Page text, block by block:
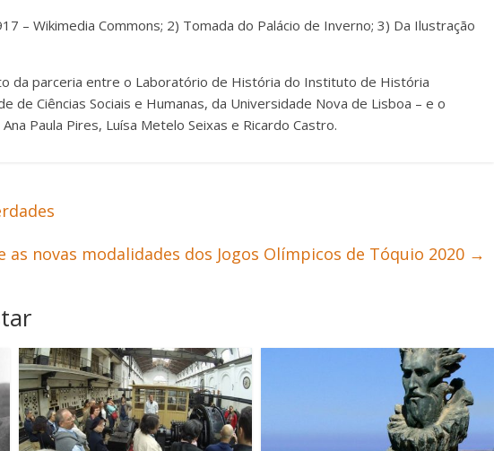
– Wikimedia Commons; 2) Tomada do Palácio de Inverno; 3) Da Ilustração
da parceria entre o Laboratório de História do Instituto de História
de Ciências Sociais e Humanas, da Universidade Nova de Lisboa – e o
Paula Pires, Luísa Metelo Seixas e Ricardo Castro.
as novas modalidades dos Jogos Olímpicos de Tóquio 2020 →